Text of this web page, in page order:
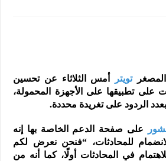
تويتر
أمس الثلاثاء عن تحسين
على تطبيقها على الأجهزة المحمولة،
الردود على تغريدة محددة.
على صفحة الدعم الخاصة بها إنه
للمحادثات، “فنحن نعرض لكم
في المحادثات أولًا، كما أنه من